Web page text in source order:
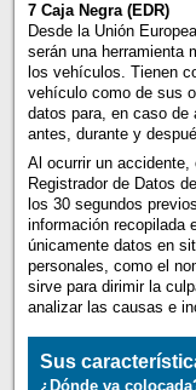
7 Caja Negra (EDR)
Desde la Unión
serán una herramienta
los vehículos. Tienen
vehículo como de sus
datos para, en caso de
antes, durante y
Al ocurrir un accidente,
Registrador de Datos
los 30 segundos
información recopilada
únicamente datos en
personales, como el
sirve para dirimir la
analizar las causas e
Sus
¿Dónde va